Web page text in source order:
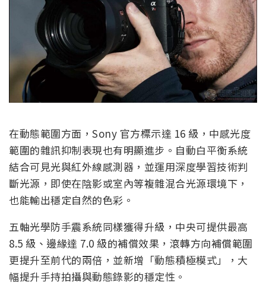
在動態範圍方面，Sony 官方標示達 16 級，中感光度
範圍的雜訊抑制表現也有明顯進步。自動白平衡系統
結合可見光與紅外線感測器，並運用深度學習技術判
斷光源，即使在陰影或室內等複雜混合光源環境下，
也能輸出穩定自然的色彩。
五軸光學防手震系統同樣獲得升級，中央可提供最高
8.5 級、邊緣達 7.0 級的補償效果，滾轉方向補償範圍
更提升至前代的兩倍，並新增「動態積極模式」，大
幅提升手持拍攝與動態錄影的穩定性。